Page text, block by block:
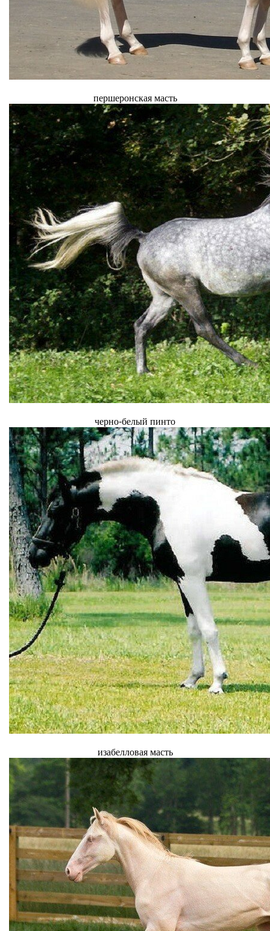
першеронская масть
черно-белый пинто
изабелловая масть